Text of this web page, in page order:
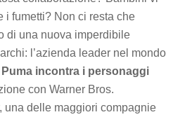
i fumetti? Non ci resta che
di una nuova imperdibile
l’azienda leader nel mondo
Puma incontra i personaggi
con Warner Bros.
una delle maggiori compagnie